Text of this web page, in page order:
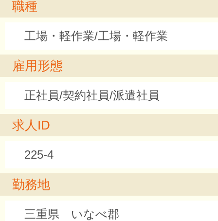
職種
工場・軽作業/工場・軽作業
雇用形態
正社員/契約社員/派遣社員
求人ID
225-4
勤務地
三重県 いなべ郡